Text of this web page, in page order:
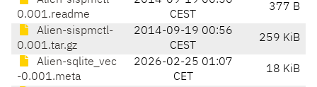
0.001.readme
CEST
377 B
Alien-sispmctl-
0.001.tar.gz
2014-09-19 00:56
CEST
259 KiB
Alien-sqlite_vec
-0.001.meta
2026-02-25 01:07
CET
18 KiB